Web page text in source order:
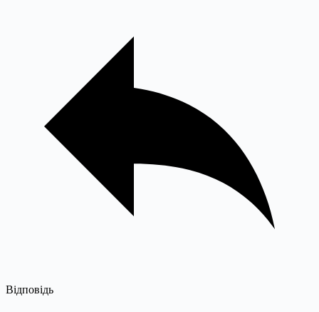
Відповідь